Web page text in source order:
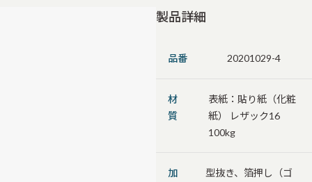
製品詳細
品番 20201029-4
材
質
表紙：貼り紙（化粧
紙） レザック16
100kg
加
型抜き、箔押し（ゴ